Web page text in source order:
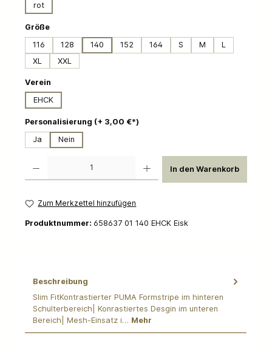
rot
Größeauswählen
116
128 140 152 164 S M
L
XL
XXL
Verein
EHCK
Personalisierung (+ 3,00 €*)
Ja
Nein
In den Warenkorb
Zum Merkzettel hinzufügen
Produktnummer: 658637 01 140 EHCK Eisk
Beschreibung
Slim FitKontrastierter PUMA Formstripe im hinteren
Schulterbereich| Konrastiertes Desgin im unteren
Bereich| Mesh-Einsatz i… Mehr